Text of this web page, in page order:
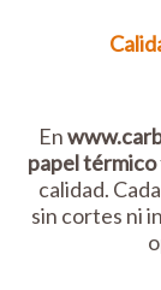
En
papel térmico
calidad.
sin cortes ni